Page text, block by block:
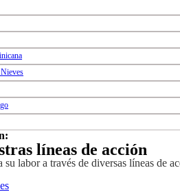
líneas de acción
labor a través de diversas líneas de